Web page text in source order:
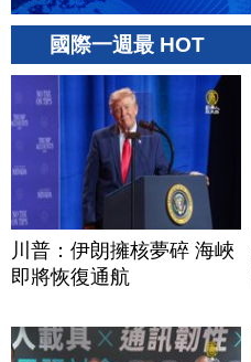
國際一週最 HOT
川普：伊朗擁核夢碎 海峽
即將恢復通航